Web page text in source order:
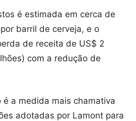
é estimada em cerca de
barril de cerveja, e o
de receita de US$ 2
com a redução de
a medida mais chamativa
adotadas por Lamont para